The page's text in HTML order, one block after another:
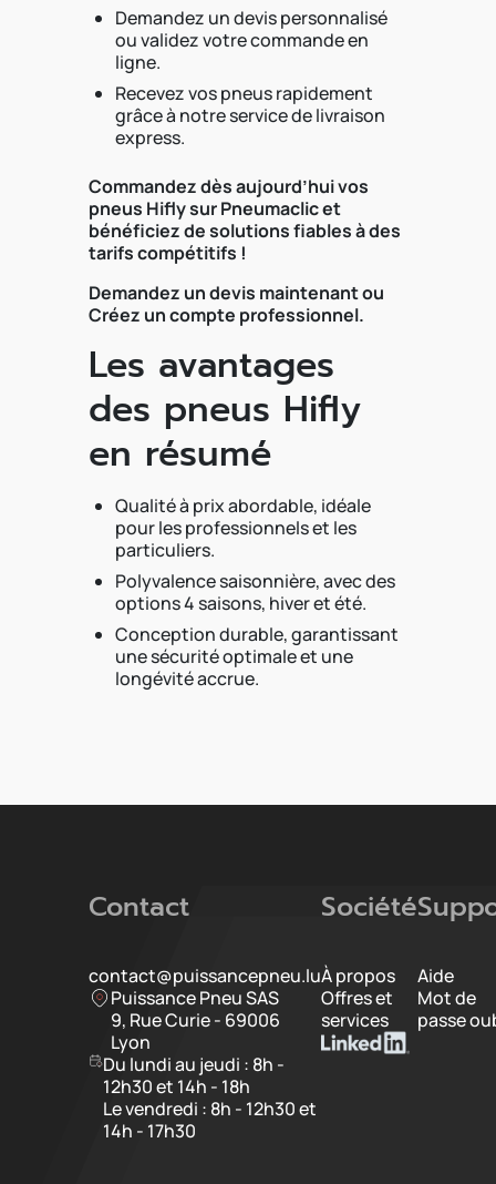
Demandez un devis personnalisé
ou validez votre commande en
ligne.
Recevez vos pneus rapidement
grâce à notre service de livraison
express.
Commandez dès aujourd’hui vos
pneus Hifly sur Pneumaclic et
bénéficiez de solutions fiables à des
tarifs compétitifs !
Demandez un devis maintenant ou
Créez un compte professionnel.
Les avantages
des pneus Hifly
en résumé
Qualité à prix abordable, idéale
pour les professionnels et les
particuliers.
Polyvalence saisonnière, avec des
options 4 saisons, hiver et été.
Conception durable, garantissant
une sécurité optimale et une
longévité accrue.
Contact
contact@puissancepneu.lu
Puissance Pneu SAS
9, Rue Curie - 69006
Lyon
Du lundi au jeudi : 8h -
12h30 et 14h - 18h
Le vendredi : 8h - 12h30 et
14h - 17h30
Société
À propos
Offres et
services
Aide
Mot de
passe